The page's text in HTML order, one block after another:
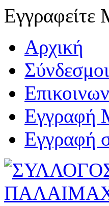
Εγγραφείτε
Αρχική
Σύνδεσμοι
Εγγραφή
Εγγραφή